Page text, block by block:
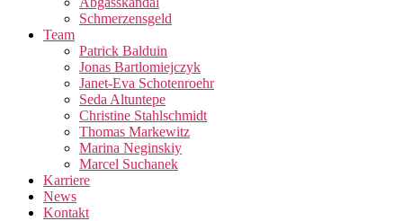
Schmerzensgeld
Team
Patrick Balduin
Jonas Bartlomiejczyk
Janet-Eva Schotenroehr
Seda Altuntepe
Christine Stahlschmidt
Thomas Markewitz
Marina Neginskiy
Marcel Suchanek
Karriere
News
Kontakt